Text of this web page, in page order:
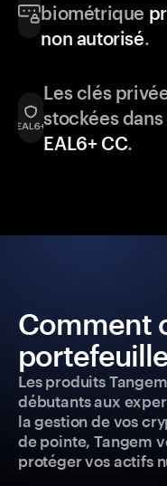
biométrique
non autorisé.
Les clés
stockées
EAL6+ CC.
Comment
Les produits
débutants aux
la gestion de vos
de pointe, Tangem
protéger vos actifs